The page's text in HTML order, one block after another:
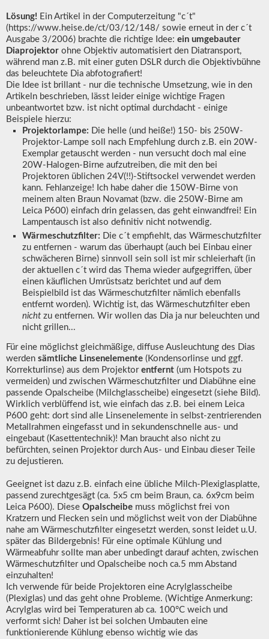
Lösung! Ein Artikel in der Computerzeitung "c´t"
(https://www.heise.de/ct/03/12/148/ sowie erneut in der c´t
Ausgabe 3/2006) brachte die richtige Idee: ein umgebauter
Diaprojektor ohne Objektiv automatisiert den Diatransport,
während man z.B. mit einer guten DSLR durch die Objektivbühne
das beleuchtete Dia abfotografiert!
Die Idee ist brillant - nur die technische Umsetzung, wie in den
Artikeln beschrieben, lässt leider einige wichtige Fragen
unbeantwortet bzw. ist nicht optimal durchdacht - einige
Beispiele hierzu:
Projektorlampe: Die helle (und heiße!) 150- bis 250W-
Projektor-Lampe soll nach Empfehlung durch z.B. ein 20W-
Exemplar getauscht werden - nun versucht doch mal eine
20W-Halogen-Birne aufzutreiben, die mit den bei
Projektoren üblichen 24V(!!)-Stiftsockel verwendet werden
kann. Fehlanzeige! Ich habe daher die 150W-Birne von
meinem alten Braun Novamat (bzw. die 250W-Birne am
Leica P600) einfach drin gelassen, das geht einwandfrei! Ein
Lampentausch ist also definitiv nicht notwendig.
Wärmeschutzfilter: Die c´t empfiehlt, das Wärmeschutzfilter
zu entfernen - warum das überhaupt (auch bei Einbau einer
schwächeren Birne) sinnvoll sein soll ist mir schleierhaft (in
der aktuellen c´t wird das Thema wieder aufgegriffen, über
einen käuflichen Umrüstsatz berichtet und auf dem
Beispielbild ist das Wärmeschutzfilter nämlich ebenfalls
entfernt worden). Wichtig ist, das Wärmeschutzfilter eben
nicht zu entfernen. Wir wollen das Dia ja nur beleuchten und
nicht grillen...
Für eine möglichst gleichmäßige, diffuse Ausleuchtung des Dias
werden sämtliche Linsenelemente (Kondensorlinse und ggf.
Korrekturlinse) aus dem Projektor entfernt (um Hotspots zu
vermeiden) und zwischen Wärmeschutzfilter und Diabühne eine
passende Opalscheibe (Milchglasscheibe) eingesetzt (siehe Bild).
Wirklich verblüffend ist, wie einfach das z.B. bei einem Leica
P600 geht: dort sind alle Linsenelemente in selbst-zentrierenden
Metallrahmen eingefasst und in sekundenschnelle aus- und
eingebaut (Kasettentechnik)! Man braucht also nicht zu
befürchten, seinen Projektor durch Aus- und Einbau dieser Teile
zu dejustieren.
Geeignet ist dazu z.B. einfach eine übliche Milch-Plexiglasplatte,
passend zurechtgesägt (ca. 5x5 cm beim Braun, ca. 6x9cm beim
Leica P600). Diese Opalscheibe muss möglichst frei von
Kratzern und Flecken sein und möglichst weit von der Diabühne
nahe am Wärmeschutzfilter eingesetzt werden, sonst leidet u.U.
später das Bildergebnis! Für eine optimale Kühlung und
Wärmeabfuhr sollte man aber unbedingt darauf achten, zwischen
Wärmeschutzfilter und Opalscheibe noch ca.5 mm Abstand
einzuhalten!
Ich verwende für beide Projektoren eine Acrylglasscheibe
(Plexiglas) und das geht ohne Probleme. (Wichtige Anmerkung:
Acrylglas wird bei Temperaturen ab ca. 100°C weich und
verformt sich! Daher ist bei solchen Umbauten eine
funktionierende Kühlung ebenso wichtig wie das